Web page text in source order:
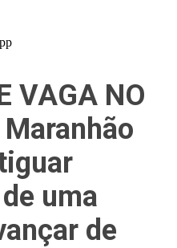
VAGA NO
uma
de